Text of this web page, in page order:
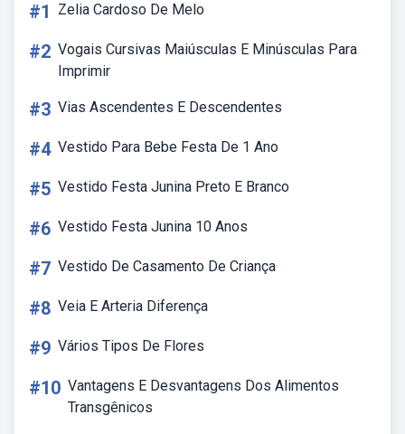
#1 Zelia Cardoso De Melo
#2 Vogais Cursivas Maiúsculas E Minúsculas Para
Imprimir
#3 Vias Ascendentes E Descendentes
#4 Vestido Para Bebe Festa De 1 Ano
#5 Vestido Festa Junina Preto E Branco
#6 Vestido Festa Junina 10 Anos
#7 Vestido De Casamento De Criança
#8 Veia E Arteria Diferença
#9 Vários Tipos De Flores
#10 Vantagens E Desvantagens Dos Alimentos
Transgênicos